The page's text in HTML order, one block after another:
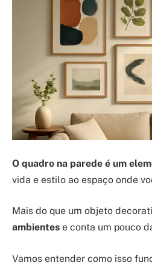
O quadro na parede é um
vida e estilo ao espaço onde
Mais do que um objeto
ambientes e conta um pouco
Vamos entender como isso